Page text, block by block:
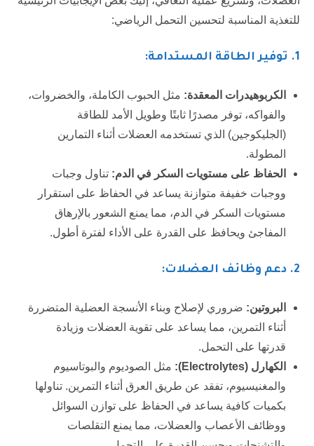
للتغذية المناسبة لتحسين التحمل الرياضي:
1. توفير الطاقة المستدامة:
الكربوهيدرات المعقدة: مثل الحبوب الكاملة، والخضروات،
والفواكه، توفر مصدرًا ثابتًا وطويل الأمد للطاقة
(الجليكوجين) الذي تستخدمه العضلات أثناء التمارين
المطولة.
الحفاظ على مستويات السكر في الدم: تناول وجبات
ووجبات خفيفة متوازنة يساعد في الحفاظ على استقرار
مستويات السكر في الدم، مما يمنع الشعور بالإرهاق
المفاجئ ويحافظ على القدرة على الأداء لفترة أطول.
2. دعم وظائف العضلات:
البروتين: ضروري لإصلاح وبناء الأنسجة العضلية المتضررة
أثناء التمرين، مما يساعد على تقوية العضلات وزيادة
قدرتها على التحمل.
الكهارل (Electrolytes
): مثل الصوديوم والبوتاسيوم
والمغنيسيوم، تفقد عن طريق العرق أثناء التمرين. تناولها
بكميات كافية يساعد في الحفاظ على توازن السوائل
ووظائف الأعصاب والعضلات، مما يمنع التقلصات